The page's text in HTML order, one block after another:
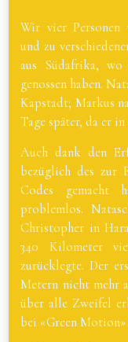
Wir vier Personen
und zu
aus Südafrika,
genossen haben.
Kapstadt; Markus
Tage später, da er
Auch dank den
bezüglich des zur
Codes gemacht
problemlos.
Christopher in
340 Kilometer
zurücklegte. Der
Metern nicht mehr
über alle Zweifel
bei «Green